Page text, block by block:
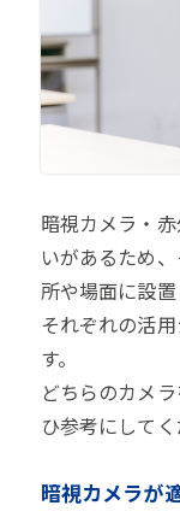
暗視カメラ・
いがあるため
所や場面に設置
それぞれの活
す。
どちらのカメ
ひ参考にしてく
暗視カメラが